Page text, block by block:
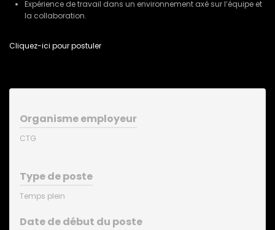
Expérience de travail dans un environnement axé sur l’équipe et
la collaboration.
Cliquez-ici pour postuler
Organisme employeur
CTG
Type de poste
Temps plein
Date de début du poste